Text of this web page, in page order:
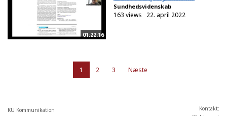
01:22:16
Sundhedsvidenskab
163 views 22. april 2022
1 2 3 Næste
KU Kommunikation
Kontakt: